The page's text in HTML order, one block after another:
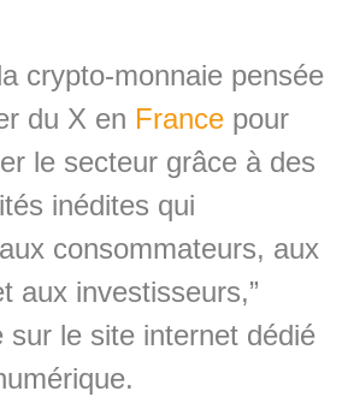
crypto-monnaie pensée
du X en France pour
le secteur grâce à des
inédites qui
consommateurs, aux
aux investisseurs,”
sur le site internet dédié